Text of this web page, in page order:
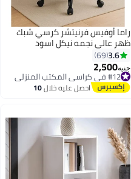
راما أوفيس فرنيتشر كرسي شبك
ظهر عالي نجمه نيكل اسود
3.6
69
جنيه2,500
#12 في كراسي المكتب المنزلي
#12 في كراسي المكتب المنزلي احصل عليه خلال10